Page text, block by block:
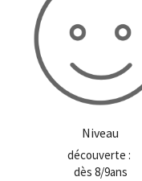
Niveau
découverte :
dès 8/9ans